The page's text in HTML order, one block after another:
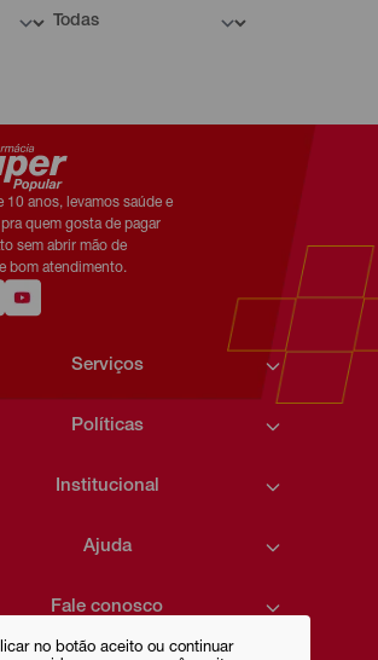
no botão aceito ou continuar
10 anos, levamos saúde e
quem gosta de pagar
sem abrir mão de
bom atendimento.
Serviços
Políticas
Institucional
Ajuda
Fale conosco